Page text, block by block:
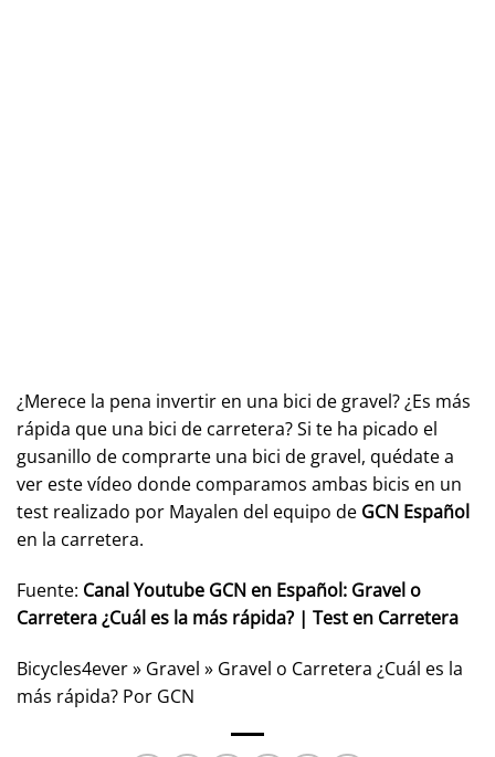
¿Merece la pena invertir en una bici de gravel? ¿Es más
rápida que una bici de carretera? Si te ha picado el
gusanillo de comprarte una bici de gravel, quédate a
ver este vídeo donde comparamos ambas bicis en un
test realizado por Mayalen del equipo de GCN Español
en la carretera.
Fuente: Canal Youtube GCN en Español: Gravel o
Carretera ¿Cuál es la más rápida? | Test en Carretera
Bicycles4ever» Gravel » Gravel o Carretera ¿Cuál es la
más rápida? Por GCN